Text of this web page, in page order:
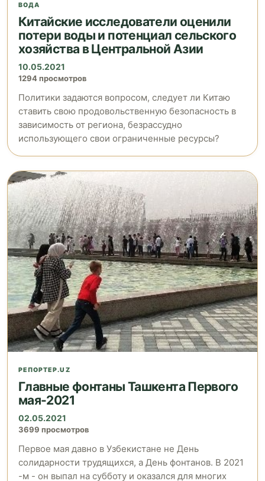
ВОДА
Китайские исследователи оценили
потери воды и потенциал сельского
хозяйства в Центральной Азии
10.05.2021
1294 просмотров
Политики задаются вопросом, следует ли Китаю
ставить свою продовольственную безопасность в
зависимость от региона, безрассудно
использующего свои ограниченные ресурсы?
РЕПОРТЕР.UZ
Главные фонтаны Ташкента Первого
мая-2021
02.05.2021
3699 просмотров
Первое мая давно в Узбекистане не День
солидарности трудящихся, а День фонтанов. В 2021
-м - он выпал на субботу и оказался для многих